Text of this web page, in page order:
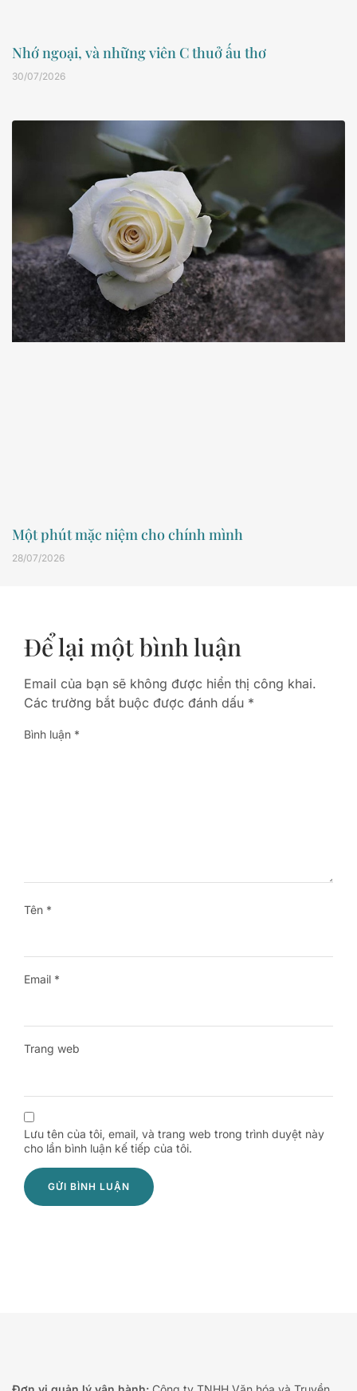
Nhớ ngoại, và những viên C thuở ấu thơ
30/07/2026
Một phút mặc niệm cho chính mình
28/07/2026
Để lại một bình luận
Email của bạn sẽ không được hiển thị công khai.
Các trường bắt buộc được đánh dấu *
Bình luận *
Tên *
Email *
Trang web
Lưu tên của tôi, email, và trang web trong trình duyệt này
cho lần bình luận kế tiếp của tôi.